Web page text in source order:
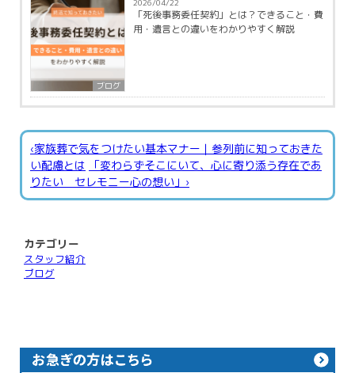
ブログ
「死後事務委任契約」とは？できること・費
用・遺言との違いをわかりやすく解説
‹家族葬で気をつけたい基本マナー｜参列前に知っておきた
い配慮とは
「変わらずそこにいて、心に寄り添う存在であ
りたい セレモニー心の想い」›
カテゴリー
スタッフ紹介
ブログ